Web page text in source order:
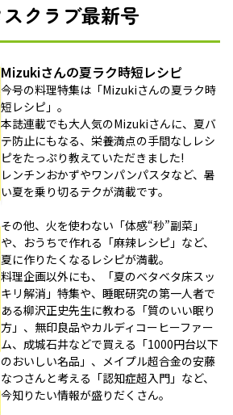
スクラブ最新号
Mizukiさんの夏ラク時短レシピ
今号の料理特集は「Mizukiさんの夏ラク時
短レシピ」。
本誌連載でも大人気のMizukiさんに、夏バ
テ防止にもなる、栄養満点の手間なしレシ
ピをたっぷり教えていただきました!
レンチンおかずやワンパンパスタなど、暑
い夏を乗り切るテクが満載です。
その他、火を使わない「体感“秒”副菜」
や、おうちで作れる「麻辣レシピ」など、
夏に作りたくなるレシピが満載。
料理企画以外にも、「夏のベタベタ床スッ
キリ解消」特集や、睡眠研究の第一人者で
ある柳沢正史先生に教わる「質のいい眠り
方」、無印良品やカルディコーヒーファー
ム、成城石井などで買える「1000円台以下
のおいしい名品」、メイプル超合金の安藤
なつさんと考える「認知症超入門」など、
今知りたい情報が盛りだくさん。